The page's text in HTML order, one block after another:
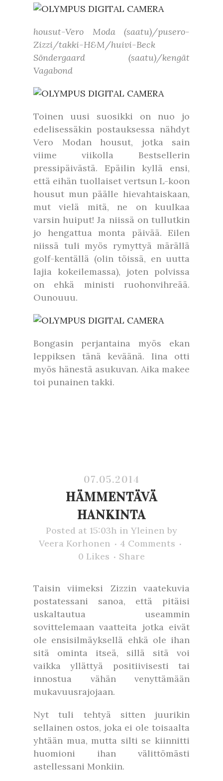
housut-Vero Moda (saatu)/pusero-
Zizzi/takki-H&M/huivi-Beck
Söndergaard (saatu)/kengät
Vagabond
Toinen uusi suosikki on nuo jo
edelisessäkin postauksessa nähdyt
Vero Modan housut, jotka sain
viime viikolla Bestsellerin
pressipäivästä. Epäilin kyllä ensi,
että eihän tuollaiset vertsun L-koon
housut mun päälle hievahtaiskaan,
mut vielä mitä, ne on kuulkaa
varsin huiput! Ja niissä on tullutkin
jo hengattua monta päivää. Eilen
niissä tuli myös rymyttyä märällä
golf-kentällä (olin töissä, en uutta
lajia kokeilemassa), joten polvissa
on ehkä ministi ruohonvihreää.
Ounouuu.
Bongasin perjantaina myös ekan
leppiksen tänä keväänä. Iina otti
myös hänestä asukuvan. Aika makee
toi punainen takki.
07.05.2014
HÄMMENTÄVÄ
HANKINTA
Posted at 15:03h in Yleinen by
Veera Korhonen
4 Comments
0 Likes Share
Taisin viimeksi Zizzin vaatekuvia
postatessani sanoa, että pitäisi
uskaltautua useammin
sovittelemaan vaatteita jotka eivät
ole ensisilmäyksellä ehkä ole ihan
sitä ominta itseä, sillä sitä voi
vaikka yllättyä positiivisesti tai
innostua vähän venyttämään
mukavuusrajojaan.
Nyt tuli tehtyä sitten juurikin
sellainen ostos, joka ei ole toisaalta
yhtään mua, mutta silti se kiinnitti
huomioni ihan välittömästi
astellessani Monkiin.